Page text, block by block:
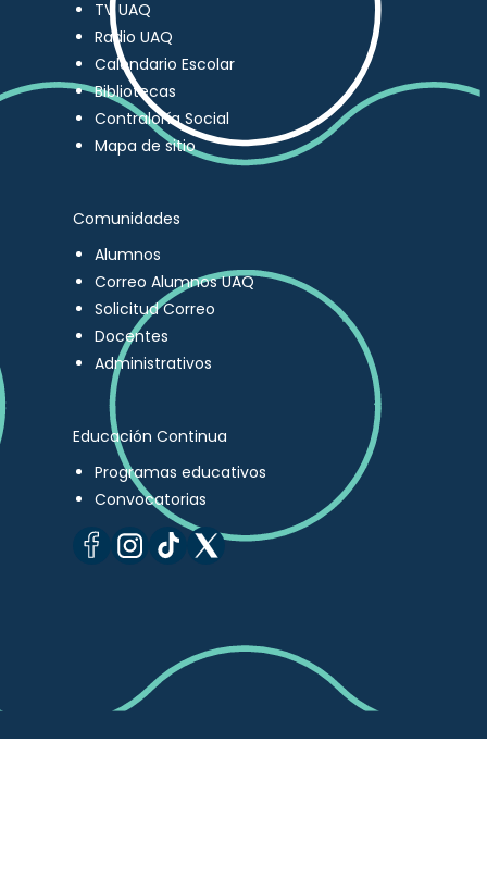
TV UAQ
Radio UAQ
Calendario Escolar
Bibliotecas
Contraloría Social
Mapa de sitio
Comunidades
Alumnos
Correo Alumnos UAQ
Solicitud Correo
Docentes
Administrativos
Educación Continua
Programas educativos
Convocatorias